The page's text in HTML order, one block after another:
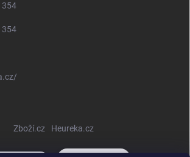
354
354
Zboží.cz Heureka.cz